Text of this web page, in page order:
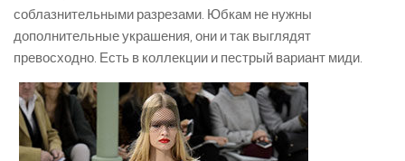
соблазнительными разрезами. Юбкам не нужны
дополнительные украшения, они и так выглядят
превосходно. Есть в коллекции и пестрый вариант миди.